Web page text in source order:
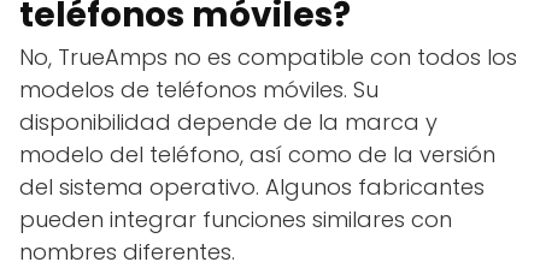
teléfonos móviles?
No, TrueAmps no es compatible con todos los
modelos de teléfonos móviles. Su
disponibilidad depende de la marca y
modelo del teléfono, así como de la versión
del sistema operativo. Algunos fabricantes
pueden integrar funciones similares con
nombres diferentes.